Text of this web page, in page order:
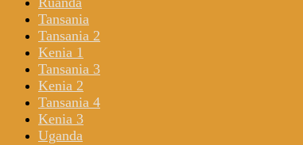
Tansania
Tansania 2
Kenia 1
Tansania 3
Kenia 2
Tansania 4
Kenia 3
Uganda